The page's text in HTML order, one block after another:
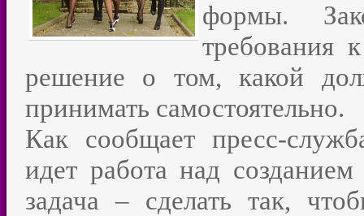
формы.
требования
решение о том, какой
принимать самостоятельно.
Как сообщает пресс-
идет работа над
задача – сделать так,